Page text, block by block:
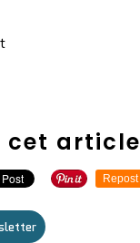
cet article
Repost